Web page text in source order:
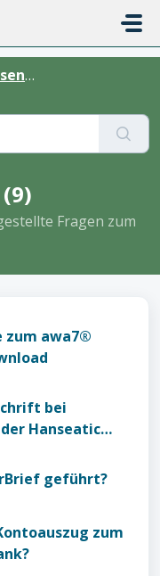
Fragen zum
zum awa7®
bei
Hanseatic
geführt?
zum